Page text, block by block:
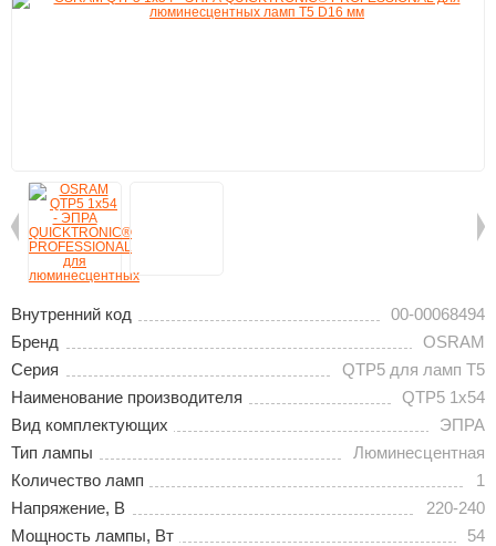
Внутренний код
00-00068494
Бренд
OSRAM
Серия
QTP5 для ламп T5
Наименование производителя
QTP5 1x54
Вид комплектующих
ЭПРА
Тип лампы
Люминесцентная
Количество ламп
1
Напряжение, В
220-240
Мощность лампы, Вт
54